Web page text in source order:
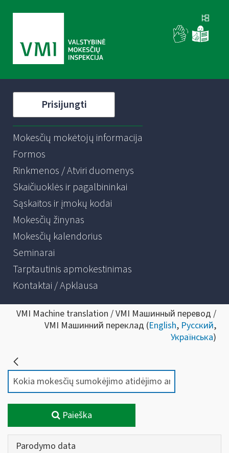
Prisijungti
Mokesčių mokėtojų informacija
Formos
Rinkmenos / Atviri duomenys
Skaičiuoklės ir pagalbininkai
Sąskaitos ir įmokų kodai
Mokesčių žinynas
Mokesčių kalendorius
Seminarai
Tarptautinis apmokestinimas
Kontaktai / Apklausa
VMI Machine translation / VMI Машинный перевод /
VMI Машинний переклад (English, Русский,
Українська)
Paieška
Parodymo data